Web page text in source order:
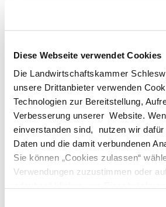
Diese Webseite verwendet Cookies
Die Landwirtschaftskammer
unsere Drittanbieter verwenden
Technologien zur Bereitstellung,
Verbesserung unserer Website.
einverstanden sind, nutzen wir dafür
Daten und die damit verbundenen
Sie können „Cookies zulassen“
Verwendungen zuzustimmen oder
genau
(Ziel-pH-
Wert: 6,0 –
6,5)
Befüllen
des
Säuretanks
durch
externe
Dienstleister